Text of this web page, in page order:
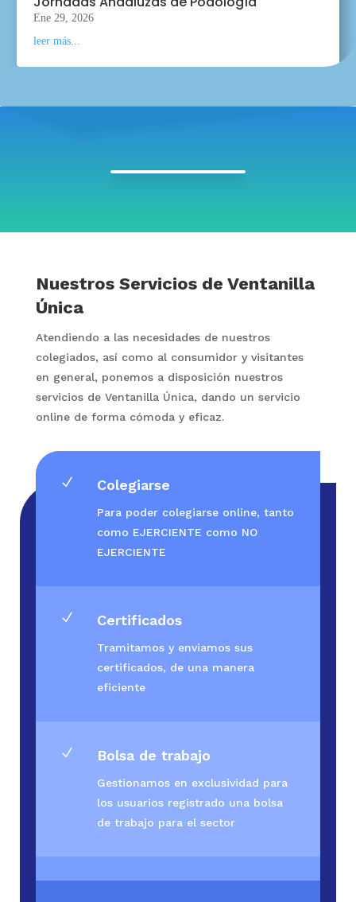
Ene 29, 2026
leer más...
Nuestros Servicios de Ventanilla
Única
Atendiendo a las necesidades de nuestros
colegiados, así como al consumidor y visitantes
en general, ponemos a disposición nuestros
servicios de Ventanilla Única, dando un servicio
online de forma cómoda y eficaz.
N Colegiarse
Para poder colegiarse online, tanto
como EJERCIENTE como NO
EJERCIENTE
N Certificados
Tramitamos y enviamos sus
certificados, de una manera
eficiente
N Bolsa de trabajo
Gestionamos en exclusividad para
los usuarios registrado una bolsa
de trabajo para el sector